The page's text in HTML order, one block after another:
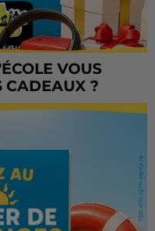
VOUS
CADEAUX ?